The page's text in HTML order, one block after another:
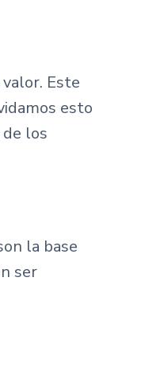
Este
esto
los
la base
ser